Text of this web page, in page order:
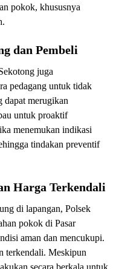
pokok, khususnya
dan Pembeli
juga
pedagang untuk tidak
dapat merugikan
untuk proaktif
menemukan indikasi
tindakan preventif
Harga Terkendali
di lapangan, Polsek
pokok di Pasar
aman dan mencukupi.
terkendali. Meskipun
secara berkala untuk